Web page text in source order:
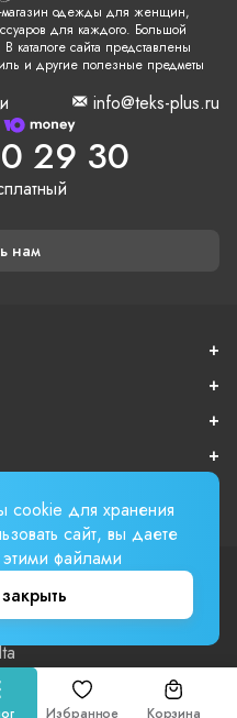
Избранное Корзина
одежды для женщин,
для каждого. Большой
каталоге сайта представлены
и другие полезные предметы
info@teks-plus.ru
29 30
нам
оферта
cookie для хранения
сайт, вы даете
файлами